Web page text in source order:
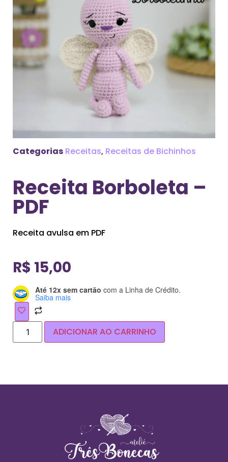
Categorias Receitas, Receitas de Bichinhos
Receita Borboleta –
PDF
Receita avulsa em PDF
R$ 15,00
Até 12x sem cartão com a Linha de Crédito.
Saiba mais
ADICIONAR AO CARRINHO